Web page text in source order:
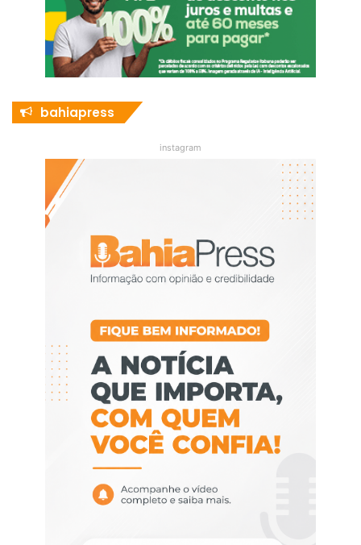
bahiapress
instagram